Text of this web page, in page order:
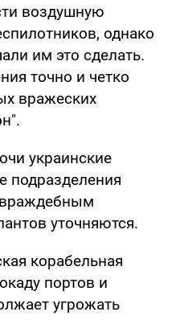
воздушную
однако
им это сделать.
точно и четко
вражеских
украинские
подразделения
уточняются.
корабельная
портов и
угрожать